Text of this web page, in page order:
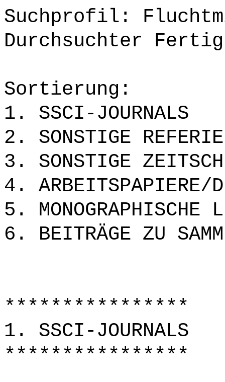
Suchprofil:
Durchsuchter
Sortierung:
1. SSCI-JOURNALS
2. SONSTIGE
3. SONSTIGE
4. ARBEITSPAPIERE/
5. MONOGRAPHISCHE
6. BEITRÄGE ZU
****************
1. SSCI-JOURNALS
****************